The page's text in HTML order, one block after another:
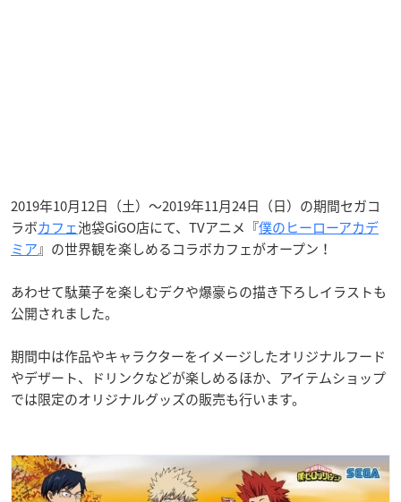
2019年10月12日（土）〜2019年11月24日（日）の期間セガコ
ラボカフェ池袋GiGO店にて、TVアニメ『僕のヒーローアカデ
ミア』の世界観を楽しめるコラボカフェがオープン！
あわせて駄菓子を楽しむデクや爆豪らの描き下ろしイラストも
公開されました。
期間中は作品やキャラクターをイメージしたオリジナルフード
やデザート、ドリンクなどが楽しめるほか、アイテムショップ
では限定のオリジナルグッズの販売も行います。